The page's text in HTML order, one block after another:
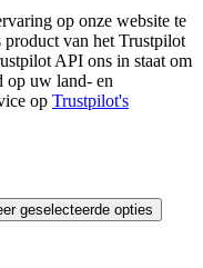
op onze website te
product van het Trustpilot
API ons in staat om
op uw land- en
op Trustpilot's
geselecteerde opties